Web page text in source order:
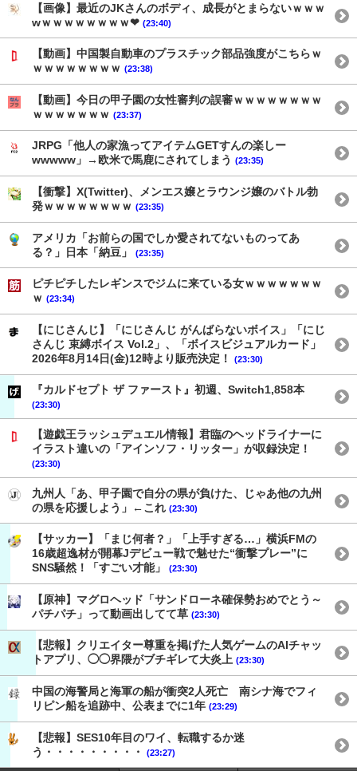
【画像】最近のJKさんのボディ、成長がとまらないｗｗｗ
wｗｗｗｗｗｗｗｗ❤ (23:40)
【動画】中国製自動車のプラスチック部品強度がこちらｗ
ｗｗｗｗｗｗｗｗ (23:38)
【動画】今日の甲子園の女性審判の誤審ｗｗｗｗｗｗｗｗ
ｗｗｗｗｗｗｗ (23:37)
JRPG「他人の家漁ってアイテムGETすんの楽しー
wwwww」→欧米で馬鹿にされてしまう (23:35)
【衝撃】X(Twitter)、メンエス嬢とラウンジ嬢のバトル勃
発ｗｗｗｗｗｗｗｗ (23:35)
アメリカ「お前らの国でしか愛されてないものってあ
る？」日本「納豆」
(23:35)
ピチピチしたレギンスでジムに来ている女ｗｗｗｗｗｗｗ
ｗ (23:34)
【にじさんじ】「にじさんじ がんばらないボイス」「にじ
さんじ 束縛ボイス Vol.2」、「ボイスビジュアルカード」
2026年8月14日(金)12時より販売決定！
(23:30)
『カルドセプト ザ ファースト』初週、Switch1,858本
(23:30)
【遊戯王ラッシュデュエル情報】君臨のヘッドライナーに
イラスト違いの「アインソフ・リッター」が収録決定！
(23:30)
九州人「あ、甲子園で自分の県が負けた、じゃあ他の九州
の県を応援しよう」←これ (23:30)
【サッカー】「まじ何者？」「上手すぎる…」横浜FMの
16歳超逸材が開幕Jデビュー戦で魅せた“衝撃プレー”に
SNS騒然！「すごい才能」
(23:30)
【原神】マグロヘッド「サンドローネ確保勢おめでとう～
パチパチ」って動画出してて草 (23:30)
【悲報】クリエイター尊重を掲げた人気ゲームのAIチャッ
トアプリ、◯◯界隈がブチギレて大炎上 (23:30)
中国の海警局と海軍の船が衝突2人死亡 南シナ海でフィ
リピン船を追跡中、公表までに1年 (23:29)
【悲報】SES10年目のワイ、転職するか迷
う・・・・・・・・・
(23:27)